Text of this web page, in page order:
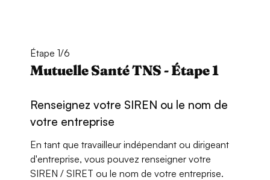
Étape 1/6
Mutuelle Santé TNS - Étape 1
Renseignez votre SIREN ou le nom de
votre entreprise
En tant que travailleur indépendant ou dirigeant
d'entreprise, vous pouvez renseigner votre
SIREN / SIRET ou le nom de votre entreprise.